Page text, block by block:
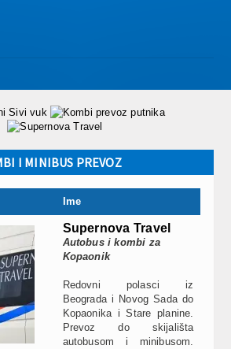
I MINIBUS PREVOZ
Ime
Supernova Travel
Autobus i kombi za
Kopaonik
Redovni polasci iz
Beograda i Novog Sada do
Kopaonika i Stare planine.
Prevoz do skijališta
autobusom i minibusom.